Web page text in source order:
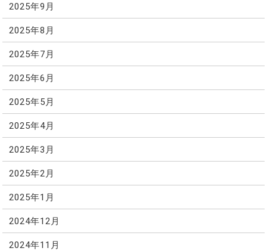
2025年9月
2025年8月
2025年7月
2025年6月
2025年5月
2025年4月
2025年3月
2025年2月
2025年1月
2024年12月
2024年11月